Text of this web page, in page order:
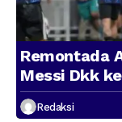
Remontada
Messi Dkk
Redaksi